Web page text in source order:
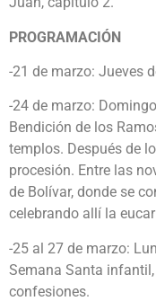
PROGRAMACIÓN
-21 de marzo: Jueves
-24 de marzo:
Bendición de los
templos. Después de
procesión. Entre las
de Bolívar, donde se
celebrando allí la
-25 al 27 de marzo:
Semana Santa
confesiones.